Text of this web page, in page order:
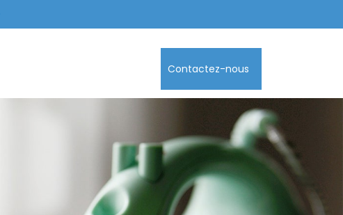
Contactez-nous